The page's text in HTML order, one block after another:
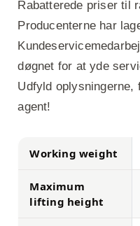
Rabatterede priser til
Producenterne har
døgnet for at yde
Udfyld oplysningerne,
agent!
Working weight
Maximum
lifting height